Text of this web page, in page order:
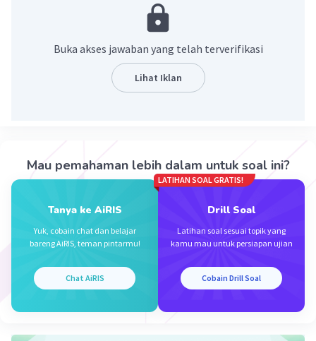
adalah unsur senirupa yg menunjukkan dimensi.
Seperti ruang 2 dimensi hanya menunjukkan
panjang dan lebar, ruang 3 dimensi menunjukkan
panjang, lebar, volume.
0.0(0) Balas
30 November 2023 05:26
Bentuk adalah komponen seni rupa, sedangkan ruang
merupakan unsur dari seni rupa tersebut.
Buka akses jawaban yang telah terverifikasi
Lihat Iklan
Mau pemahaman lebih dalam untuk soal ini?
Tanya ke AiRIS
Yuk, cobain chat dan belajar
bareng AiRIS, teman pintarmu!
Chat AiRIS
LATIHAN SOAL GRATIS!
Drill Soal
Latihan soal sesuai topik yang
kamu mau untuk persiapan ujian
Cobain Drill Soal